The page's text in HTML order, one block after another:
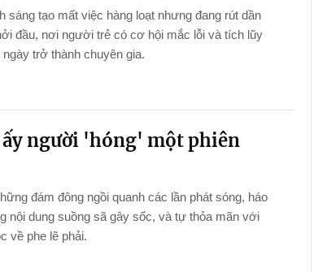
sáng tạo mất việc hàng loạt nhưng đang rút dần
đầu, nơi người trẻ có cơ hội mắc lỗi và tích lũy
trở thành chuyên gia.
ấy người 'hóng' một phiên
đám đông ngồi quanh các lần phát sóng, háo
nội dung suồng sã gây sốc, và tự thỏa mãn với
về phe lẽ phải.